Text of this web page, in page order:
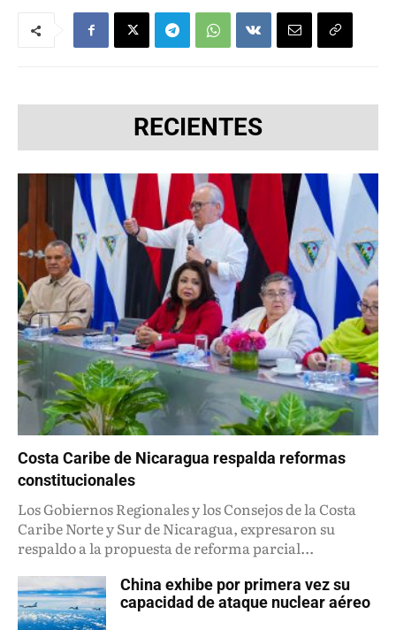
RECIENTES
Costa Caribe de Nicaragua respalda reformas
constitucionales
Los Gobiernos Regionales y los Consejos de la Costa
Caribe Norte y Sur de Nicaragua, expresaron su
respaldo a la propuesta de reforma parcial...
China exhibe por primera vez su
capacidad de ataque nuclear aéreo